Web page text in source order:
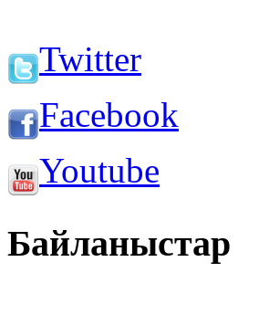
Twitter
Facebook
Youtube
Байланыстар